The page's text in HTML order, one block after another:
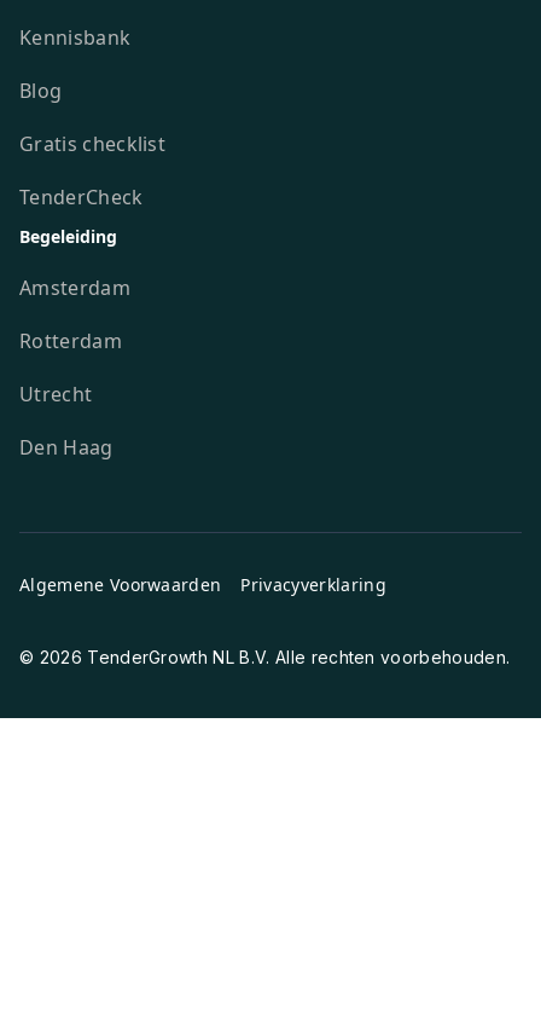
Kennisbank
Blog
Gratis checklist
TenderCheck
Begeleiding
Amsterdam
Rotterdam
Utrecht
Den Haag
© 2026 TenderGrowth NL B.V. Alle rechten voorbehouden.
Algemene Voorwaarden Privacyverklaring